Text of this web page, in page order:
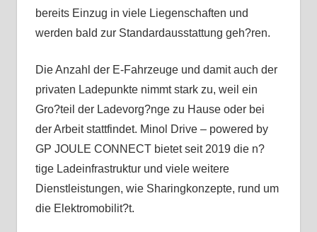
bereits Einzug in viele Liegenschaften und
werden bald zur Standardausstattung geh?ren.
Die Anzahl der E-Fahrzeuge und damit auch der
privaten Ladepunkte nimmt stark zu, weil ein
Gro?teil der Ladevorg?nge zu Hause oder bei
der Arbeit stattfindet. Minol Drive – powered by
GP JOULE CONNECT bietet seit 2019 die n?
tige Ladeinfrastruktur und viele weitere
Dienstleistungen, wie Sharingkonzepte, rund um
die Elektromobilit?t.